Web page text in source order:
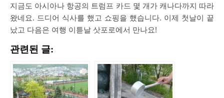
지금도 아시아나 항공의 트럼프 카드 몇 개가 캐나다까지 따라
왔네요. 드디어 식사를 했고 쇼핑을 했습니다. 이제 첫날이 끝
났고 다음은 여행 이튿날 삿포로에서 만나요!
관련된 글: